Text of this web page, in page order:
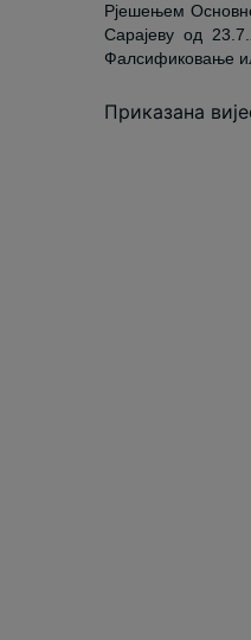
Рјешењем
Сарајеву од
Фалсификовање
Приказана